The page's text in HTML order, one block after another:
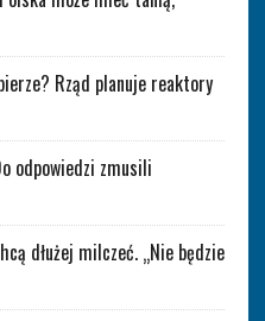
Rząd planuje reaktory
odpowiedzi zmusili
dłużej milczeć. „Nie będzie